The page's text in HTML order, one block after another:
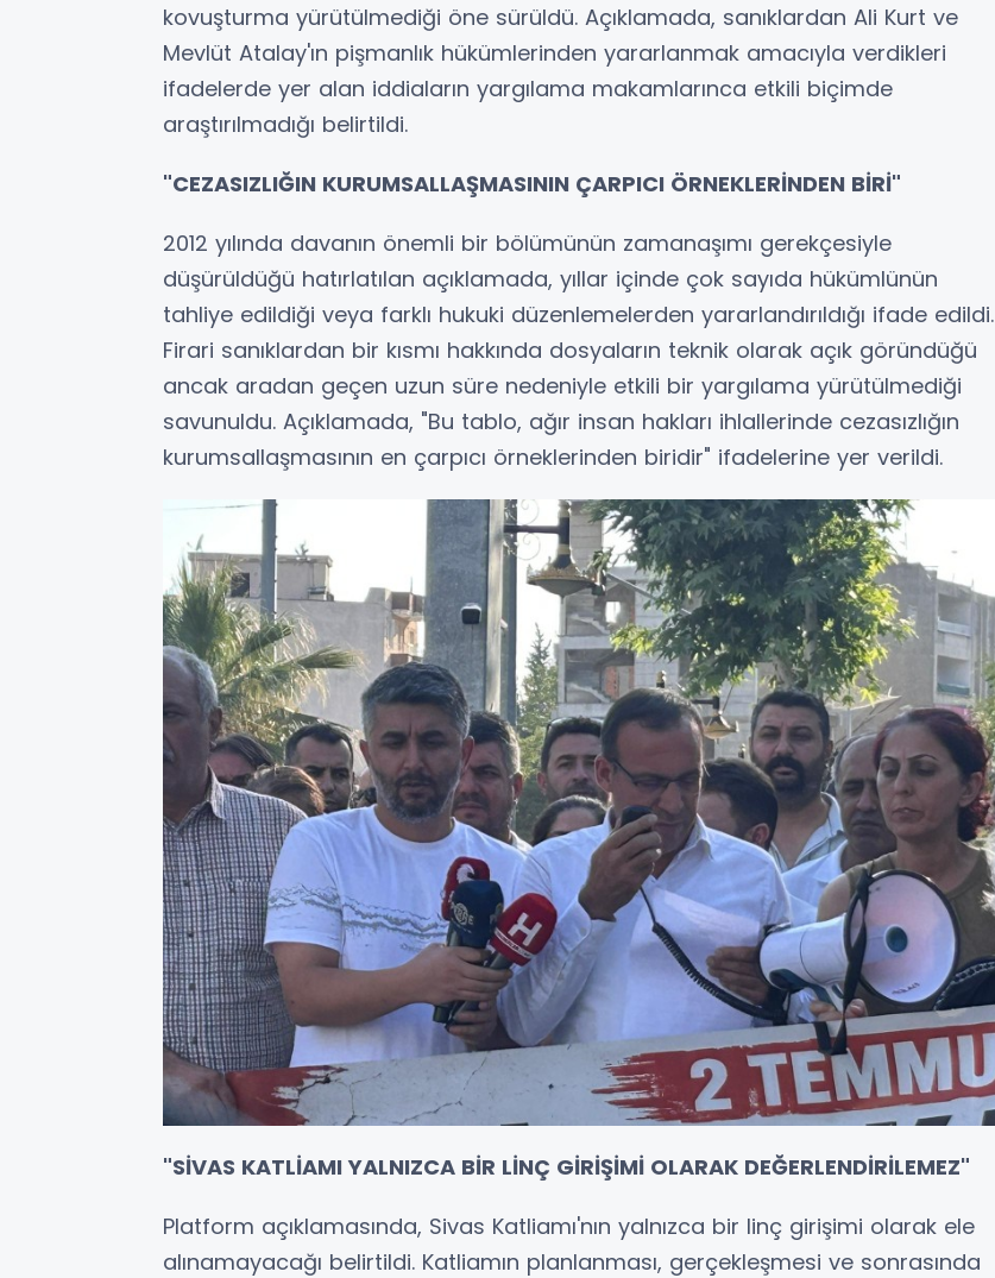
kovuşturma yürütülmediği öne sürüldü. Açıklamada, sanıklardan Ali Kurt ve
Mevlüt Atalay'ın pişmanlık hükümlerinden yararlanmak amacıyla verdikleri
ifadelerde yer alan iddiaların yargılama makamlarınca etkili biçimde
araştırılmadığı belirtildi.
"CEZASIZLIĞIN KURUMSALLAŞMASININ ÇARPICI ÖRNEKLERİNDEN BİRİ"
2012 yılında davanın önemli bir bölümünün zamanaşımı gerekçesiyle
düşürüldüğü hatırlatılan açıklamada, yıllar içinde çok sayıda hükümlünün
tahliye edildiği veya farklı hukuki düzenlemelerden yararlandırıldığı ifade edildi.
Firari sanıklardan bir kısmı hakkında dosyaların teknik olarak açık göründüğü
ancak aradan geçen uzun süre nedeniyle etkili bir yargılama yürütülmediği
savunuldu. Açıklamada, "Bu tablo, ağır insan hakları ihlallerinde cezasızlığın
kurumsallaşmasının en çarpıcı örneklerinden biridir" ifadelerine yer verildi.
"SİVAS KATLİAMI YALNIZCA BİR LİNÇ GİRİŞİMİ OLARAK DEĞERLENDİRİLEMEZ"
Platform açıklamasında, Sivas Katliamı'nın yalnızca bir linç girişimi olarak ele
alınamayacağı belirtildi. Katliamın planlanması, gerçekleşmesi ve sonrasında